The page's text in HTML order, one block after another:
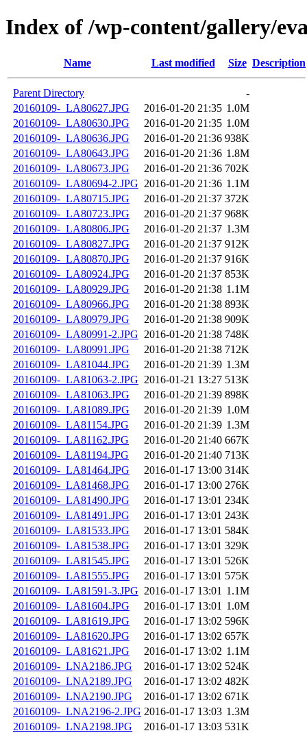
Index of /wp-content/gallery/
Name Last modified Size Description
Parent Directory
-
20160109-_LA80627.JPG
2016-01-20 21:35 1.0M
20160109-_LA80630.JPG
2016-01-20 21:35 1.0M
20160109-_LA80636.JPG
2016-01-20 21:36 938K
20160109-_LA80643.JPG
2016-01-20 21:36 1.8M
20160109-_LA80673.JPG
2016-01-20 21:36 702K
20160109-_LA80694-2.JPG 2016-01-20 21:36 1.1M
20160109-_LA80715.JPG
2016-01-20 21:37 372K
20160109-_LA80723.JPG
2016-01-20 21:37 968K
20160109-_LA80806.JPG
2016-01-20 21:37 1.3M
20160109-_LA80827.JPG
2016-01-20 21:37 912K
20160109-_LA80870.JPG
2016-01-20 21:37 916K
20160109-_LA80924.JPG
2016-01-20 21:37 853K
20160109-_LA80929.JPG
2016-01-20 21:38 1.1M
20160109-_LA80966.JPG
2016-01-20 21:38 893K
20160109-_LA80979.JPG
2016-01-20 21:38 909K
20160109-_LA80991-2.JPG 2016-01-20 21:38 748K
20160109-_LA80991.JPG
2016-01-20 21:38 712K
20160109-_LA81044.JPG
2016-01-20 21:39 1.3M
20160109-_LA81063-2.JPG 2016-01-21 13:27 513K
20160109-_LA81063.JPG
2016-01-20 21:39 898K
20160109-_LA81089.JPG
2016-01-20 21:39 1.0M
20160109-_LA81154.JPG
2016-01-20 21:39 1.3M
20160109-_LA81162.JPG
2016-01-20 21:40 667K
20160109-_LA81194.JPG
2016-01-20 21:40 713K
20160109-_LA81464.JPG
2016-01-17 13:00 314K
20160109-_LA81468.JPG
2016-01-17 13:00 276K
20160109-_LA81490.JPG
2016-01-17 13:01 234K
20160109-_LA81491.JPG
2016-01-17 13:01 243K
20160109-_LA81533.JPG
2016-01-17 13:01 584K
20160109-_LA81538.JPG
2016-01-17 13:01 329K
20160109-_LA81545.JPG
2016-01-17 13:01 526K
20160109-_LA81555.JPG
2016-01-17 13:01 575K
20160109-_LA81591-3.JPG 2016-01-17 13:01 1.1M
20160109-_LA81604.JPG
2016-01-17 13:01 1.0M
20160109-_LA81619.JPG
2016-01-17 13:02 596K
20160109-_LA81620.JPG
2016-01-17 13:02 657K
20160109-_LA81621.JPG
2016-01-17 13:02 1.1M
20160109-_LNA2186.JPG
2016-01-17 13:02 524K
20160109-_LNA2189.JPG
2016-01-17 13:02 482K
20160109-_LNA2190.JPG
2016-01-17 13:02 671K
20160109-_LNA2196-2.JPG 2016-01-17 13:03 1.3M
20160109-_LNA2198.JPG
2016-01-17 13:03 531K